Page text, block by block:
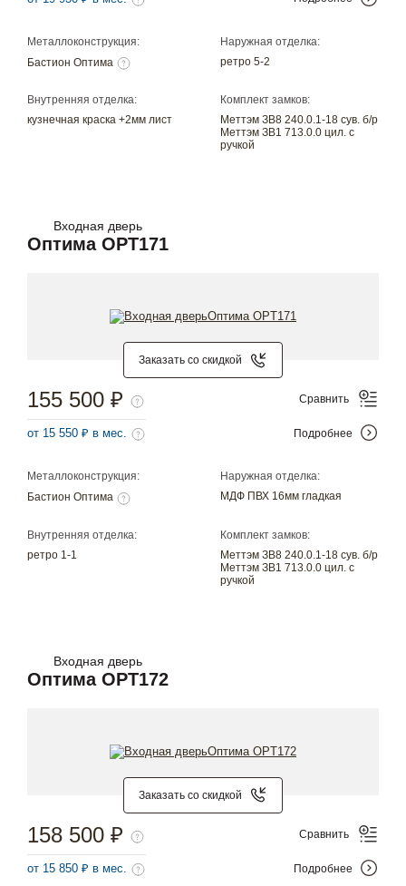
Металлоконструкция:
Бастион Оптима
Наружная отделка:
ретро 5-2
Внутренняя отделка:
кузнечная краска +2мм лист
Комплект замков:
Меттэм ЗВ8 240.0.1-18 сув. б/р
Меттэм ЗВ1 713.0.0 цил. с
ручкой
Входная дверь
Оптима OPT171
Заказать со скидкой
Металлоконструкция:
Бастион Оптима
Наружная отделка:
МДФ ПВХ 16мм гладкая
Внутренняя отделка:
ретро 1-1
Комплект замков:
Меттэм ЗВ8 240.0.1-18 сув. б/р
Меттэм ЗВ1 713.0.0 цил. с
ручкой
155 500 ₽
от 15 550 ₽ в мес.
Сравнить
Подробнее
Входная дверь
Оптима OPT172
Заказать со скидкой
158 500 ₽
от 15 850 ₽ в мес.
Сравнить
Подробнее